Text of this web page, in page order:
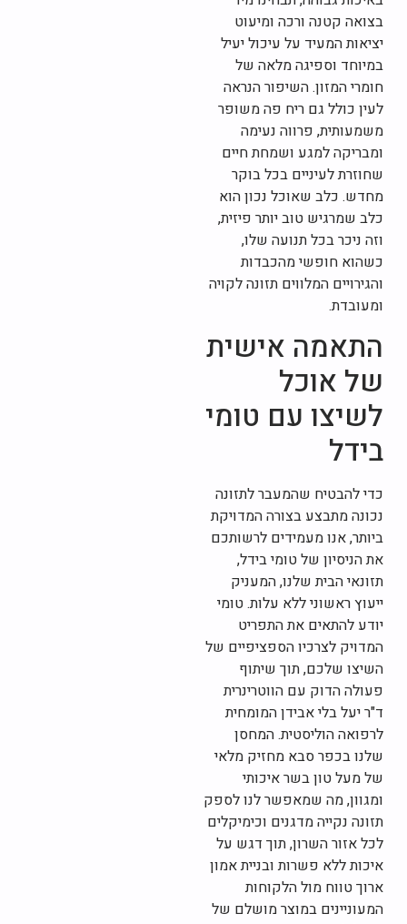
בצואה קטנה ורכה ומיעוט
יציאות המעיד על עיכול יעיל
במיוחד וספיגה מלאה של
חומרי המזון. השיפור הנראה
לעין כולל גם ריח פה משופר
משמעותית, פרווה נעימה
ומבריקה למגע ושמחת חיים
שחוזרת לעיניים בכל בוקר
מחדש. כלב שאוכל נכון הוא
כלב שמרגיש טוב יותר פיזית,
וזה ניכר בכל תנועה שלו,
כשהוא חופשי מהכבדות
והגירויים המלווים תזונה לקויה
ומעובדת.
התאמה אישית
של אוכל
לשיצו עם טומי
בידל
כדי להבטיח שהמעבר לתזונה
נכונה מתבצע בצורה המדויקת
ביותר, אנו מעמידים לרשותכם
את הניסיון של טומי בידל,
תזונאי הבית שלנו, המעניק
ייעוץ ראשוני ללא עלות. טומי
יודע להתאים את התפריט
המדויק לצרכיו הספציפיים של
השיצו שלכם, תוך שיתוף
פעולה הדוק עם הווטרינרית
ד"ר יעל בלי אבידן המומחית
לרפואה הוליסטית. המחסן
שלנו בכפר סבא מחזיק מלאי
של מעל טון בשר איכותי
ומגוון, מה שמאפשר לנו לספק
תזונה נקייה מדגנים וכימיקלים
לכל אזור השרון, תוך דגש על
איכות ללא פשרות ובניית אמון
ארוך טווח מול הלקוחות
המעוניינים במוצר מושלם של